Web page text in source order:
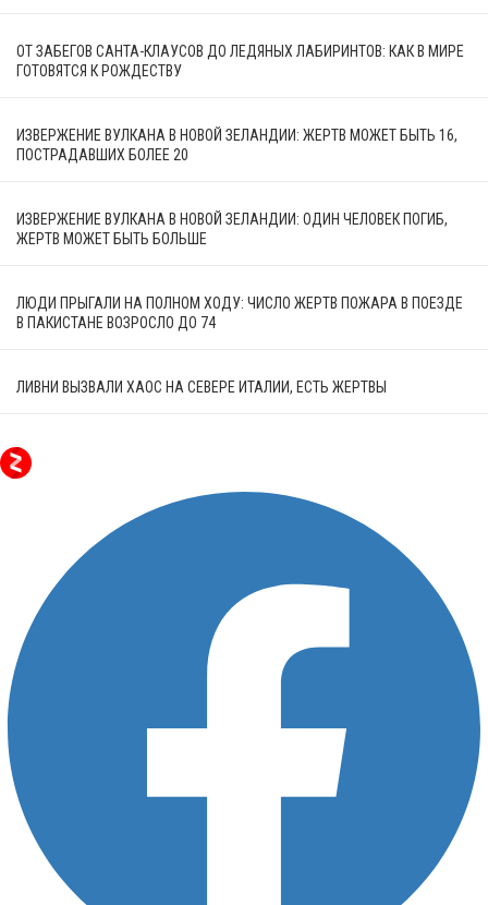
ОТ ЗАБЕГОВ САНТА-КЛАУСОВ ДО ЛЕДЯНЫХ ЛАБИРИНТОВ: КАК В МИРЕ
ГОТОВЯТСЯ К РОЖДЕСТВУ
ИЗВЕРЖЕНИЕ ВУЛКАНА В НОВОЙ ЗЕЛАНДИИ: ЖЕРТВ МОЖЕТ БЫТЬ 16,
ПОСТРАДАВШИХ БОЛЕЕ 20
ИЗВЕРЖЕНИЕ ВУЛКАНА В НОВОЙ ЗЕЛАНДИИ: ОДИН ЧЕЛОВЕК ПОГИБ,
ЖЕРТВ МОЖЕТ БЫТЬ БОЛЬШЕ
ЛЮДИ ПРЫГАЛИ НА ПОЛНОМ ХОДУ: ЧИСЛО ЖЕРТВ ПОЖАРА В ПОЕЗДЕ
В ПАКИСТАНЕ ВОЗРОСЛО ДО 74
ЛИВНИ ВЫЗВАЛИ ХАОС НА СЕВЕРЕ ИТАЛИИ, ЕСТЬ ЖЕРТВЫ